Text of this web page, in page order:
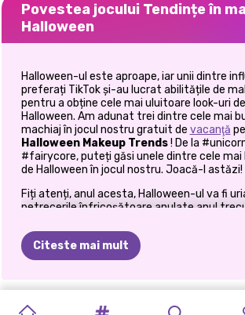
Povestea jocului Tendințe în
Halloween
Halloween-ul este aproape, iar unii dintre
preferați TikTok și-au lucrat abilitățile de
pentru a obține cele mai uluitoare look-uri
Halloween. Am adunat trei dintre cele mai
machiaj în jocul nostru gratuit de vacanţă
Halloween Makeup Trends! De la
#fairycore, puteți găsi unele dintre cele
de Halloween în jocul nostru. Joacă-l astăzi!
Fiți atenți, anul acesta, Halloween-ul va fi
petrecerile înfricoșătoare anulate anul
costume de Halloween elaborate, ieșite din
Așadar, dacă nu te simți prea pregătit să
petrecere de Halloween, atunci rămâne cu
demachiajde Halloween și, pas cu pas, vei
Citeste mai mult
CONCERTUL
TUTORIAL KARDASHIANS
PETRECEREA